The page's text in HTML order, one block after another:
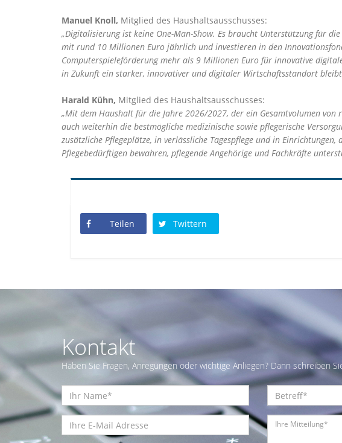
Manuel Knoll, Mitglied des Haushaltsausschusses:
Digitalisierung ist keine One-Man-Show. Es braucht Unterstützung für
mit rund 10 Millionen Euro jährlich und investieren in den
Computerspieleförderung mehr als 9 Millionen Euro für innovative
in Zukunft ein starker, innovativer und digitaler Wirtschaftsstandort
Harald Kühn, Mitglied des Haushaltsausschusses:
Mit dem Haushalt für die Jahre 2026/2027, der ein Gesamtvolumen
auch weiterhin die bestmögliche medizinische sowie pflegerische
zusätzliche Pflegeplätze, in verlässliche Tagespflege und in
Pflegebedürftigen bewahren, pflegende Angehörige und Fachkräfte
Teilen Twittern
Kontakt
Haben Sie Fragen, Anregungen oder wichtige Anliegen? Dann schreiben